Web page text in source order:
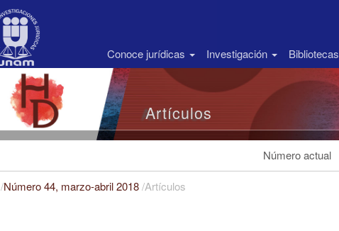
Conoce jurídicas Investigación Bibliotecas
Artículos
Número actual
/Número 44, marzo-abril 2018/Artículos